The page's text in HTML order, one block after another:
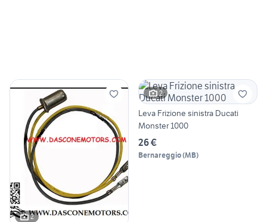
2
2
Leva Frizione sinistra Ducati
Monster 1000
26 €
Bernareggio(MB)